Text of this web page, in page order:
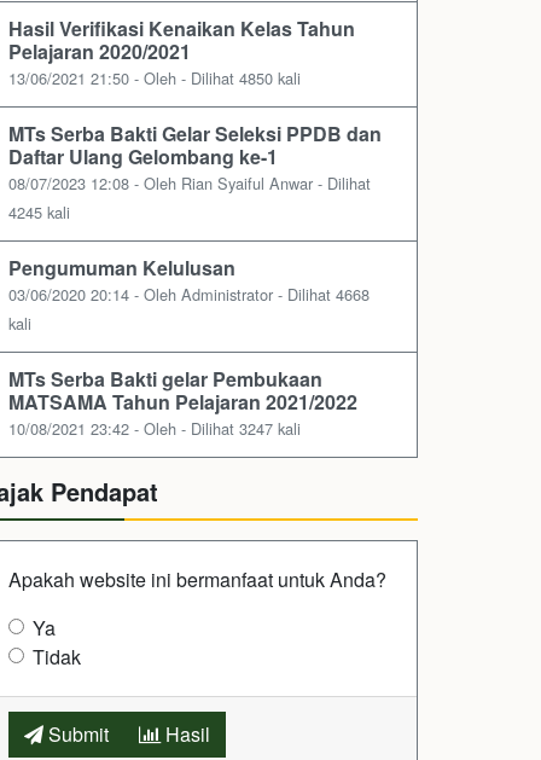
Hasil Verifikasi Kenaikan Kelas Tahun
Pelajaran 2020/2021
13/06/2021 21:50 - Oleh - Dilihat 4850 kali
MTs Serba Bakti Gelar Seleksi PPDB dan
Daftar Ulang Gelombang ke-1
08/07/2023 12:08 - Oleh Rian Syaiful Anwar - Dilihat
4245 kali
Pengumuman Kelulusan
03/06/2020 20:14 - Oleh Administrator - Dilihat 4668
kali
MTs Serba Bakti gelar Pembukaan
MATSAMA Tahun Pelajaran 2021/2022
10/08/2021 23:42 - Oleh - Dilihat 3247 kali
Pendapat
Apakah website ini bermanfaat untuk Anda?
Ya
Tidak
Submit Hasil